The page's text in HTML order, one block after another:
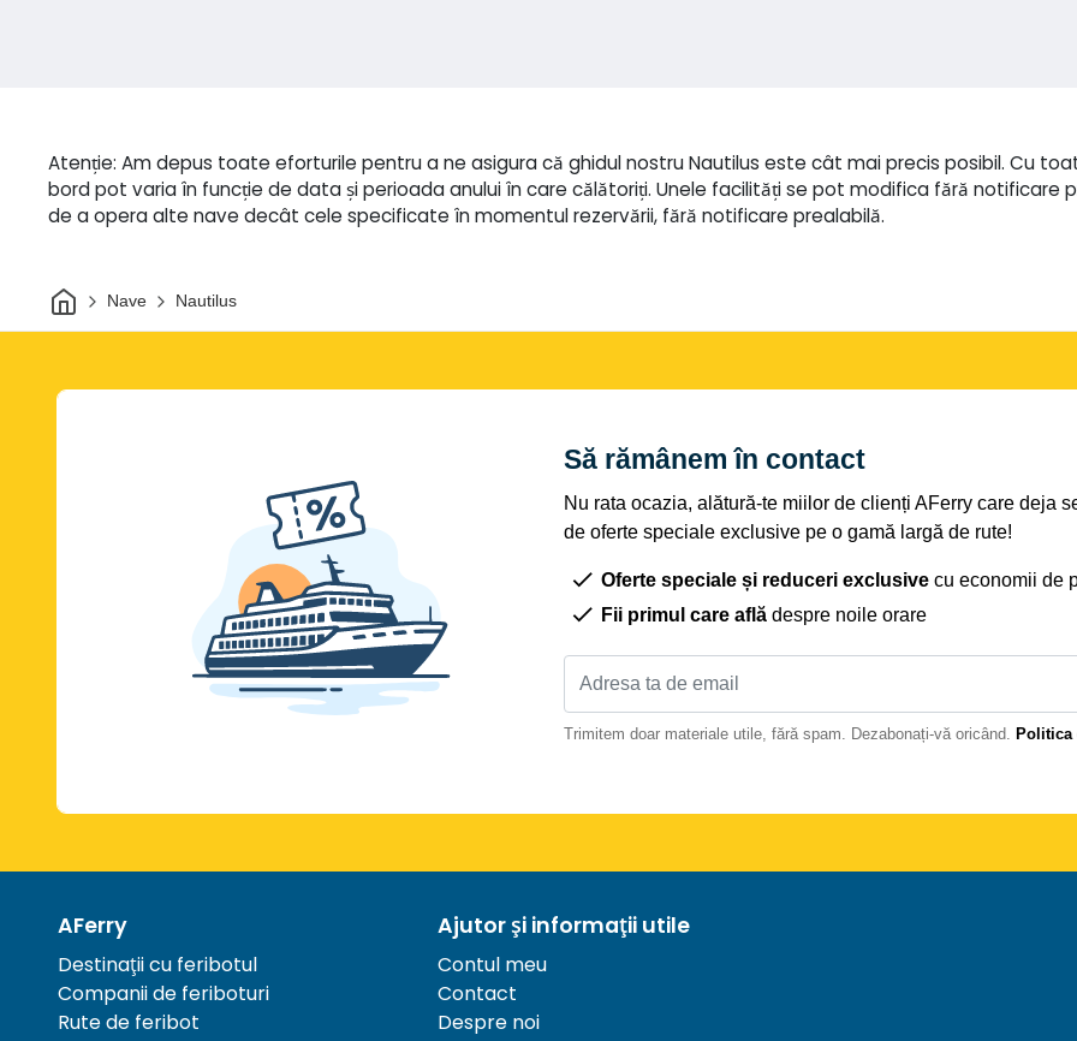
Atenție: Am depus toate eforturile pentru a ne asigura că ghidul nostru Nautilus este cât mai precis posibil. Cu
bord pot varia în funcție de data și perioada anului în care călătoriți. Unele facilități se pot modifica fără notificare
de a opera alte nave decât cele specificate în momentul rezervării, fără notificare prealabilă.
AcasăNave Nautilus
Să rămânem în contact
Nu rata ocazia, alătură-te miilor de clienți AFerry care deja
de oferte speciale exclusive pe o gamă largă de rute!
Oferte speciale și reduceri exclusive cu economii de
Fii primul care află despre noile orare
Trimitem doar materiale utile, fără spam. Dezabonați-vă oricând. Politica
AFerry
Destinații cu feribotul
Companii de feriboturi
Rute de feribot
Ajutor și informații utile
Contul meu
Contact
Despre noi